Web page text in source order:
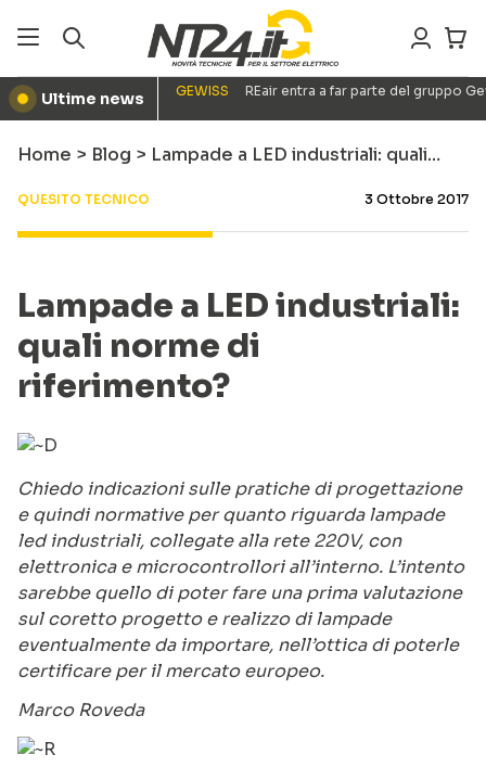
● Ultime news GEWISS REair entra a far parte del gruppo
Home > Blog > Lampade a LED industriali: quali…
QUESITO TECNICO 3 Ottobre 2017
Lampade a LED industriali:
quali norme di
riferimento?
Chiedo indicazioni sulle pratiche di progettazione
e quindi normative per quanto riguarda lampade
led industriali, collegate alla rete 220V, con
elettronica e microcontrollori all’interno. L’intento
sarebbe quello di poter fare una prima valutazione
sul coretto progetto e realizzo di lampade
eventualmente da importare, nell’ottica di poterle
certificare per il mercato europeo.
Marco Roveda